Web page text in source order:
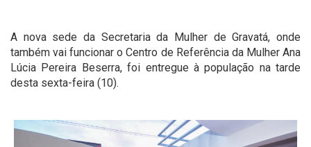
A nova sede da Secretaria da Mulher de Gravatá, onde
também vai funcionar o Centro de Referência da Mulher Ana
Lúcia Pereira Beserra, foi entregue à população na tarde
desta sexta-feira (10).